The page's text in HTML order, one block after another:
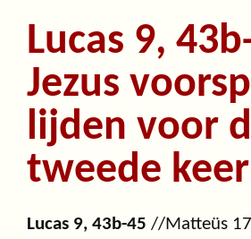
Lucas 9,
Jezus
lijden voor
tweede keer
Lucas 9, 43b-45 //Matteüs